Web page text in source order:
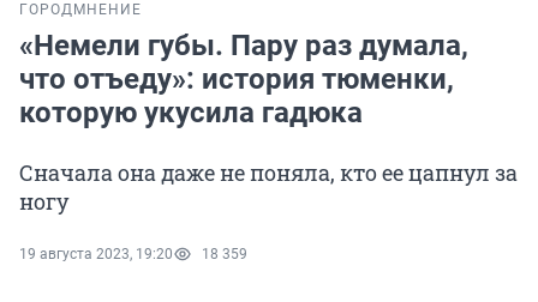
ГОРОД МНЕНИЕ
«Немели губы. Пару раз думала,
что отъеду»: история тюменки,
которую укусила гадюка
Сначала она даже не поняла, кто ее цапнул за
ногу
19 августа 2023, 19:20 18 359